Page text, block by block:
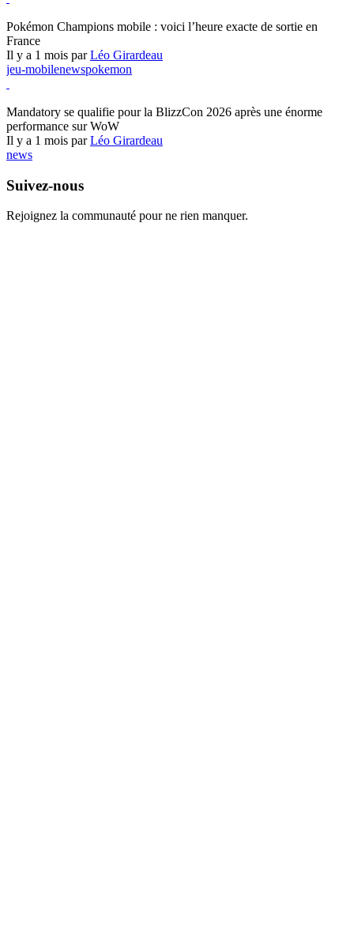
Pokémon Champions mobile : voici l’heure exacte de sortie en
France
Il y a 1 mois parLéo Girardeau
jeu-mobilenewspokemon
Mandatory se qualifie pour la BlizzCon 2026 après une énorme
performance sur WoW
Il y a 1 mois parLéo Girardeau
news
Suivez-nous
Rejoignez la communauté pour ne rien manquer.